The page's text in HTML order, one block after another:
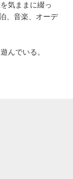
気ままに綴っ
、音楽、オーデ
んでいる。